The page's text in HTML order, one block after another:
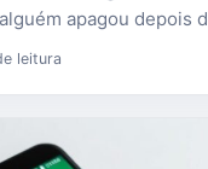
apagou depois
leitura